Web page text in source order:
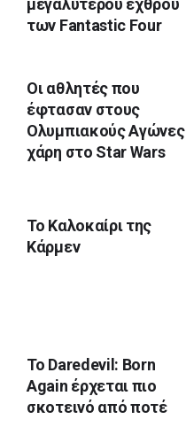
μεγαλύτερου εχθρού
των Fantastic Four
Οι αθλητές που
έφτασαν στους
Ολυμπιακούς Αγώνες
χάρη στο Star Wars
Το Καλοκαίρι της
Κάρμεν
Το Daredevil: Born
Again έρχεται πιο
σκοτεινό από ποτέ